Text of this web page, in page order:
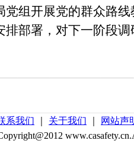
党组开展党的群众路
排部署，对下一阶段
系我们 关于我们
网站声